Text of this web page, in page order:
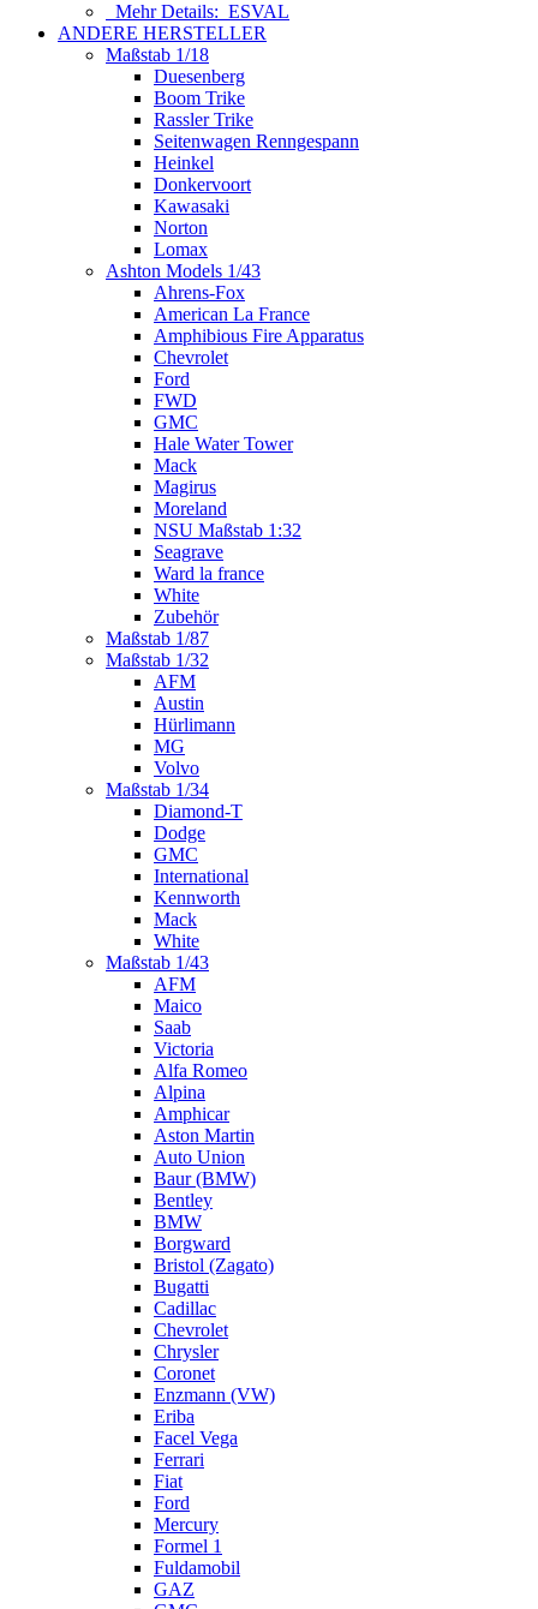
Mehr Details: ESVAL
ANDERE HERSTELLER
Maßstab 1/18
Duesenberg
Boom Trike
Rassler Trike
Seitenwagen Renngespann
Heinkel
Donkervoort
Kawasaki
Norton
Lomax
Ashton Models 1/43
Ahrens-Fox
American La France
Amphibious Fire Apparatus
Chevrolet
Ford
FWD
GMC
Hale Water Tower
Mack
Magirus
Moreland
NSU Maßstab 1:32
Seagrave
Ward la france
White
Zubehör
Maßstab 1/87
Maßstab 1/32
AFM
Austin
Hürlimann
MG
Volvo
Maßstab 1/34
Diamond-T
Dodge
GMC
International
Kennworth
Mack
White
Maßstab 1/43
AFM
Maico
Saab
Victoria
Alfa Romeo
Alpina
Amphicar
Aston Martin
Auto Union
Baur (BMW)
Bentley
BMW
Borgward
Bristol (Zagato)
Bugatti
Cadillac
Chevrolet
Chrysler
Coronet
Enzmann (VW)
Eriba
Facel Vega
Ferrari
Fiat
Ford
Mercury
Formel 1
Fuldamobil
GAZ